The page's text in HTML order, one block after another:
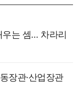
우는 셈… 차라리
장관·산업장관